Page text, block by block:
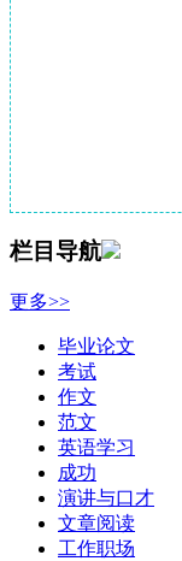
栏目导航
更多>>
毕业论文
考试
作文
范文
英语学习
成功
演讲与口才
文章阅读
工作职场